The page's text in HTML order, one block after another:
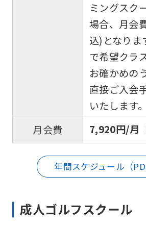
ミングスク
場合、月会
込)となり
で希望クラ
お確かめの
直接ご入会
いたします。
月会費
7,920円/月
年間スケジュール（
成人ゴルフスクール
For
Central
official
is